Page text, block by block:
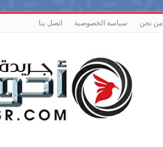
من نحن سياسة الخصوصية اتصل بنا